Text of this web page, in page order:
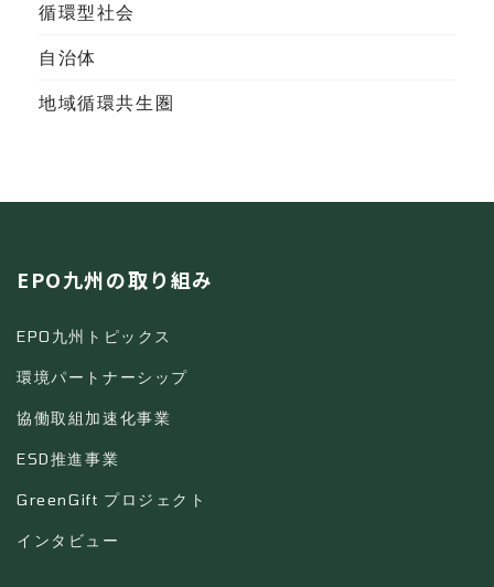
循環型社会
自治体
地域循環共生圏
EPO九州の取り組み
EPO九州トピックス
環境パートナーシップ
協働取組加速化事業
ESD推進事業
GreenGift プロジェクト
インタビュー